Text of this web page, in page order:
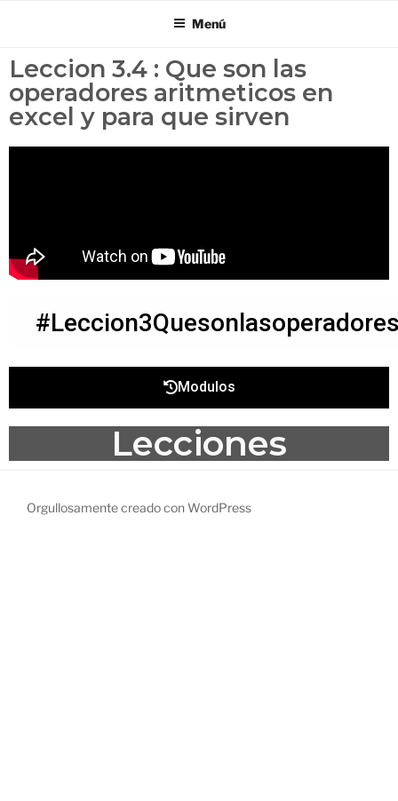
Menú
Leccion 3.4 : Que son las
operadores aritmeticos en
excel y para que sirven
Modulos
Lecciones
Orgullosamente creado con WordPress